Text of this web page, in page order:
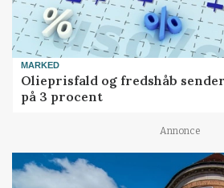
MARKED
Olieprisfald og fredshåb
på 3 procent
Annonce